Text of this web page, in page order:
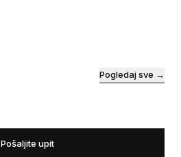
Pogledaj sve →
Pošaljite upit